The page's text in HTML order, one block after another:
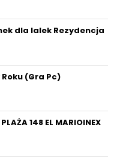
dla lalek Rezydencja
(Gra Pc)
148 EL MARIOINEX